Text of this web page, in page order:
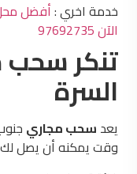
خدمة اخري :
الآن 97692735
تنكر سحب
السرة
يعدسحب مجاريجنوب
وقت يمكنه أن يصل